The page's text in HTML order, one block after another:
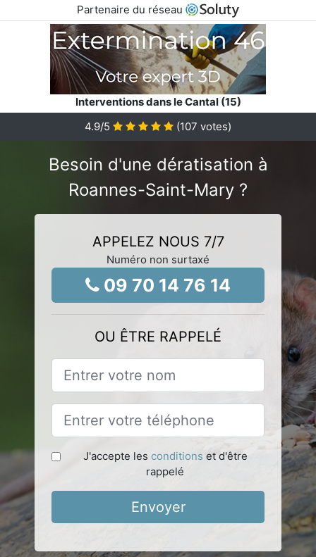
Partenaire du réseau
Interventions dans le Cantal (15)
4.9/5 (107 votes)
Besoin d'une dératisation à
Roannes-Saint-Mary ?
APPELEZ NOUS 7/7
Numéro non surtaxé
09 70 14 76 14
OU ÊTRE RAPPELÉ
J'accepte les conditions et d'être
rappelé
Envoyer